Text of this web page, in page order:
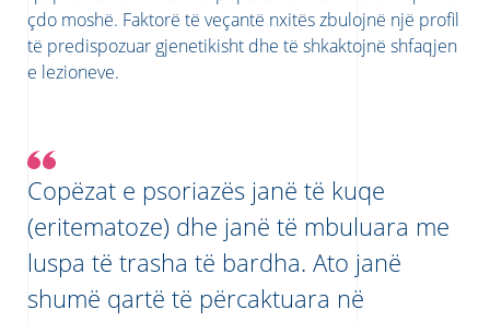
çdo moshë. Faktorë të veçantë nxitës zbulojnë një profil
të predispozuar gjenetikisht dhe të shkaktojnë shfaqjen
e lezioneve.
Copëzat e psoriazës janë të kuqe
(eritematoze) dhe janë të mbuluara me
luspa të trasha të bardha. Ato janë
shumë qartë të përcaktuara në